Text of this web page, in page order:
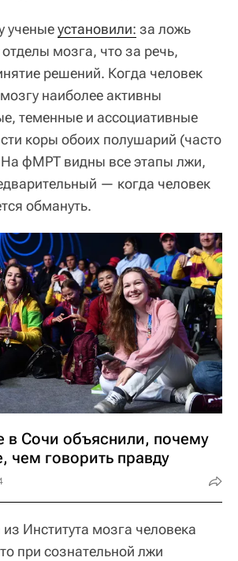
ученыеустановили: за ложь
мозга, что за речь,
решений. Когда человек
наиболее активны
теменные и ассоциативные
коры обоих полушарий (часто
фМРТ видны все этапы лжи,
— когда человек
обмануть.
в Сочи объяснили, почему
чем говорить правду
Института мозга человека
при сознательной лжи